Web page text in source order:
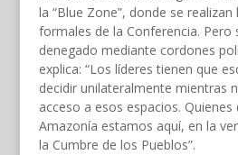
la “Blue Zone”, donde se realizan
formales de la Conferencia. Pero
denegado mediante cordones
explica: “Los líderes tienen que
decidir unilateralmente mientras
acceso a esos espacios.
Amazonía estamos aquí, en la
la Cumbre de los Pueblos”.